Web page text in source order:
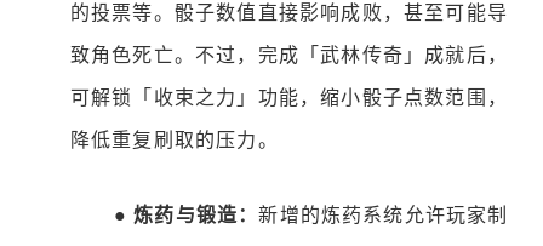
的投票等。骰子数值直接影响成败，甚至可能导
致角色死亡。不过，完成「武林传奇」成就后，
可解锁「收束之力」功能，缩小骰子点数范围，
降低重复刷取的压力。
● 炼药与锻造：新增的炼药系统允许玩家制